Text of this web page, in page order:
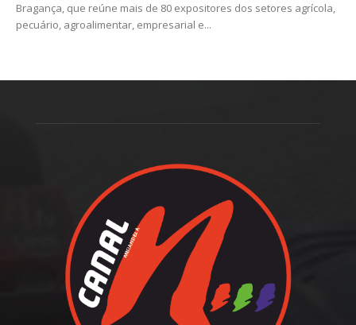
Bragança, que reúne mais de 80 expositores dos setores agrícola,
pecuário, agroalimentar, empresarial e...